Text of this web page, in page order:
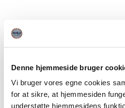
Denne hjemmeside bruger
Vi bruger vores egne cookies
for at sikre, at hjemmesiden
understøtte hjemmesidens